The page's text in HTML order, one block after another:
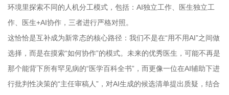
环境里探索不同的人机分工模式，包括：AI独立工作、医生独立工
作、医生+AI协作，三者进行严格对照。
这恰恰是互补成为新常态的核心路径：我们不是在“用不用AI”之间做
选择，而是在摸索“如何协作”的模式。未来的优秀医生，可能不再是
那个能背下所有罕见病的“医学百科全书”，而更像一位在AI辅助下进
行批判性决策的“主任审稿人”，对AI生成的候选清单提出质疑，结合